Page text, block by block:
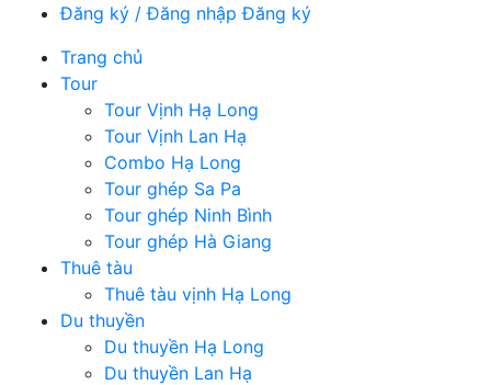
Đăng ký / Đăng nhập Đăng ký
Trang chủ
Tour
Tour Vịnh Hạ Long
Tour Vịnh Lan Hạ
Combo Hạ Long
Tour ghép Sa Pa
Tour ghép Ninh Bình
Tour ghép Hà Giang
Thuê tàu
Thuê tàu vịnh Hạ Long
Du thuyền
Du thuyền Hạ Long
Du thuyền Lan Hạ